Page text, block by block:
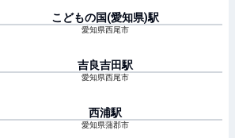
こどもの国(愛知県)駅
愛知県西尾市
吉良吉田駅
愛知県西尾市
西浦駅
愛知県蒲郡市